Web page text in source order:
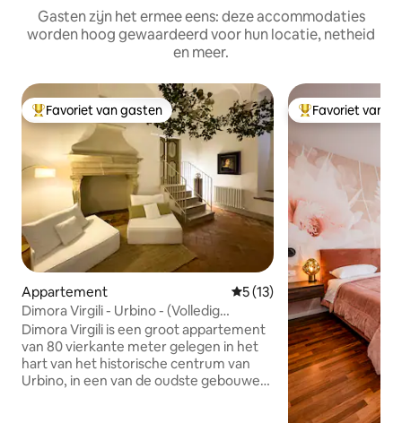
Gasten zijn het ermee eens: deze accommodaties
worden hoog gewaardeerd voor hun locatie, netheid
en meer.
Topfavoriet van gasten
Favoriet van gasten
Appartement Gemiddelde beoordeling
5 (13)
Dimora Virgili - Urbino - (Volledig
historisch centrum)
Dimora Virgili is een groot appartement
van 80 vierkante meter gelegen in het
hart van het historische centrum van
Urbino, in een van de oudste gebouwen
Topfavoriet van
Favoriet van